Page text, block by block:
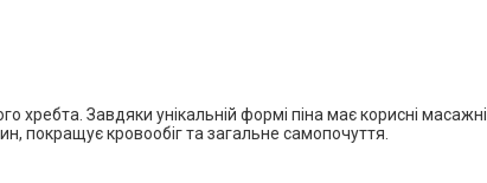
Завдяки унікальній формі піна має корисні масажні
покращує кровообіг та загальне самопочуття.